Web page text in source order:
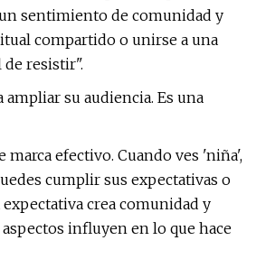
sentimiento de comunidad y
compartido o unirse a una
resistir".
su audiencia. Es una
efectivo. Cuando ves 'niña',
cumplir sus expectativas o
crea comunidad y
influyen en lo que hace